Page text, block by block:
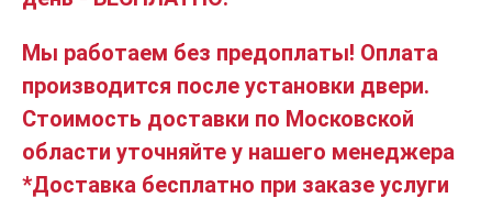
Мы работаем без предоплаты! Оплата
производится после установки двери.
Стоимость доставки по Московской
области уточняйте у нашего менеджера
*Доставка бесплатно при заказе услуги